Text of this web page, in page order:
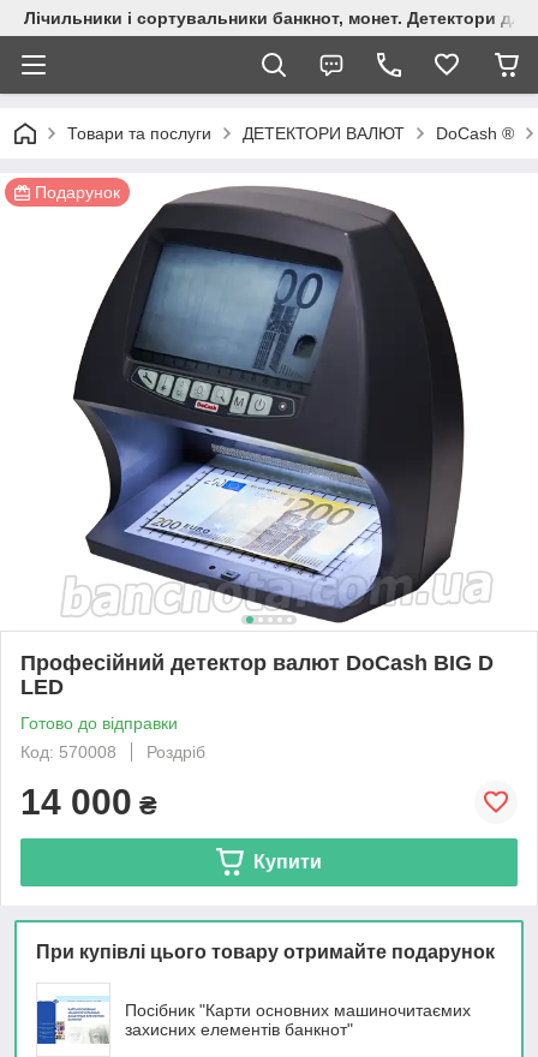
Лічильники і сортувальники банкнот, монет. Детектори для
Товари та послуги ДЕТЕКТОРИ ВАЛЮТ DoCash ®
Подарунок
Професійний детектор валют DoCash BIG D
LED
Готово до відправки
Код: 570008
Роздріб
14 000 ₴
Купити
При купівлі цього товару отримайте подарунок
Посібник "Карти основних машиночитаємих
захисних елементів банкнот"